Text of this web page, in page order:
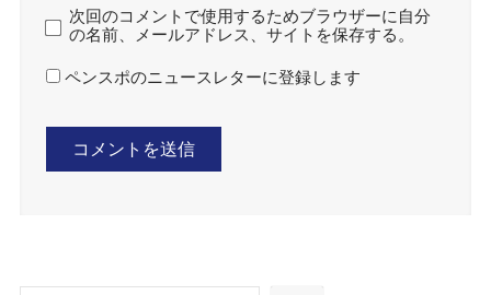
次回のコメントで使用するためブラウザーに自分
の名前、メールアドレス、サイトを保存する。
ペンスポのニュースレターに登録します